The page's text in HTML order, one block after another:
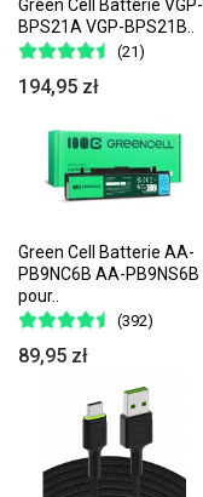
Green Cell Batterie VGP-
BPS21A VGP-BPS21B..
(21)
194,95 zł
Green Cell Batterie AA-
PB9NC6B AA-PB9NS6B
pour..
(392)
89,95 zł